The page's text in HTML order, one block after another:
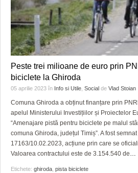
Peste trei milioane de euro prin
biciclete la Ghiroda
05 aprilie 2023 în Info si Utile Social de Vlad Stoian
Comuna Ghiroda a obținut finanțare prin
apelul Ministerului Investițiilor și Proiectelor
“Amenajare pistă pentru biciclete pe malul
comuna Ghiroda, județul Timiș”. A fost
17163/10.02.2023, acțiune prin care se
Valoarea contractului este de 3.154.540 de
Etichete: ghiroda pista biciclete